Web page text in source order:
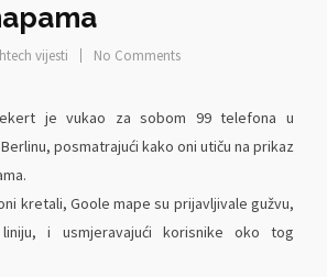
vijesti No Comments
je vukao za sobom 99 telefona u
posmatrajući kako oni utiču na prikaz
kretali, Goole mape su prijavljivale gužvu,
liniju, i usmjeravajući korisnike oko tog